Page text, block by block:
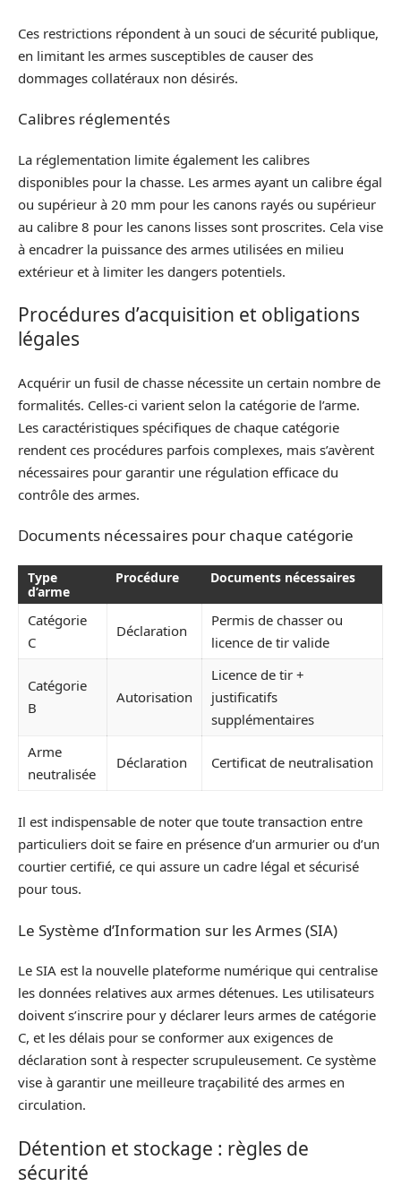
Ces restrictions répondent à un souci de sécurité publique,
en limitant les armes susceptibles de causer des
dommages collatéraux non désirés.
Calibres réglementés
La réglementation limite également les calibres
disponibles pour la chasse. Les armes ayant un calibre égal
ou supérieur à 20 mm pour les canons rayés ou supérieur
au calibre 8 pour les canons lisses sont proscrites. Cela vise
à encadrer la puissance des armes utilisées en milieu
extérieur et à limiter les dangers potentiels.
Procédures d’acquisition et obligations
légales
Acquérir un fusil de chasse nécessite un certain nombre de
formalités. Celles-ci varient selon la catégorie de l’arme.
Les caractéristiques spécifiques de chaque catégorie
rendent ces procédures parfois complexes, mais s’avèrent
nécessaires pour garantir une régulation efficace du
contrôle des armes.
Documents nécessaires pour chaque catégorie
Type
d’arme
Procédure Documents nécessaires
Catégorie
C
Déclaration
Permis de chasser ou
licence de tir valide
Catégorie
B
Autorisation
Licence de tir +
justificatifs
supplémentaires
Arme
neutralisée
Déclaration Certificat de neutralisation
Il est indispensable de noter que toute transaction entre
particuliers doit se faire en présence d’un armurier ou d’un
courtier certifié, ce qui assure un cadre légal et sécurisé
pour tous.
Le Système d’Information sur les Armes (SIA)
Le SIA est la nouvelle plateforme numérique qui centralise
les données relatives aux armes détenues. Les utilisateurs
doivent s’inscrire pour y déclarer leurs armes de catégorie
C, et les délais pour se conformer aux exigences de
déclaration sont à respecter scrupuleusement. Ce système
vise à garantir une meilleure traçabilité des armes en
circulation.
Détention et stockage : règles de
sécurité